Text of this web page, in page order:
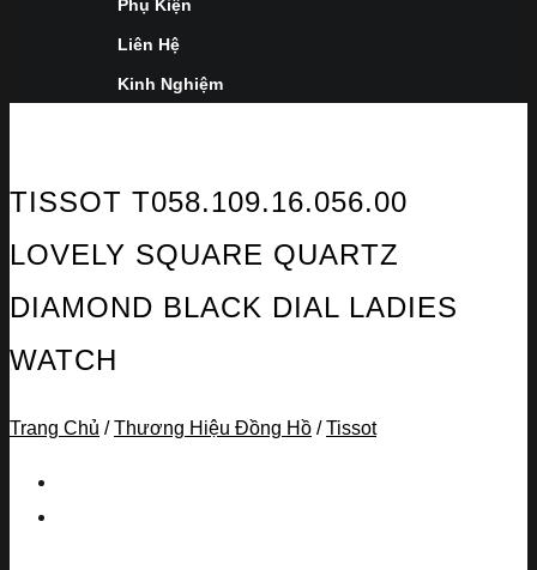
Phụ Kiện
Liên Hệ
Kinh Nghiệm
TISSOT T058.109.16.056.00
LOVELY SQUARE QUARTZ
DIAMOND BLACK DIAL LADIES
WATCH
Trang Chủ / Thương Hiệu Đồng Hồ / Tissot